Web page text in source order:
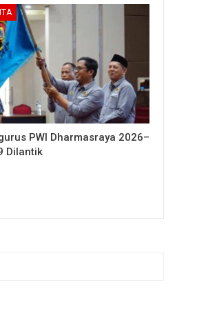
PWI Dharmasraya 2026–
Dilantik